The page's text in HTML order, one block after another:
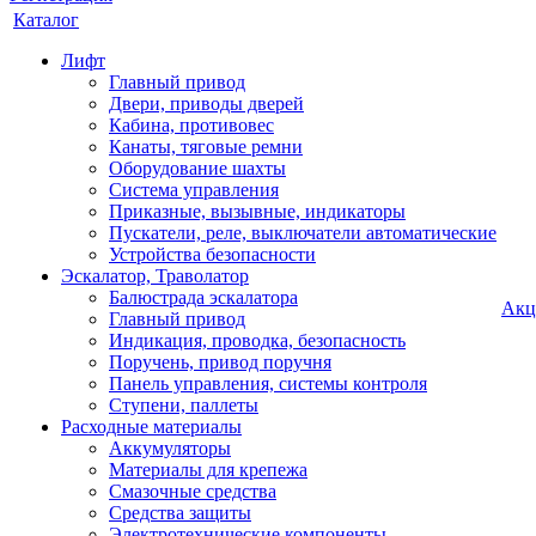
Каталог
Лифт
Главный привод
Двери, приводы дверей
Кабина, противовес
Канаты, тяговые ремни
Оборудование шахты
Система управления
Приказные, вызывные, индикаторы
Пускатели, реле, выключатели автоматические
Устройства безопасности
Эскалатор, Траволатор
Балюстрада эскалатора
Главный привод
Индикация, проводка, безопасность
Поручень, привод поручня
Панель управления, системы контроля
Ступени, паллеты
Расходные материалы
Аккумуляторы
Материалы для крепежа
Смазочные средства
Средства защиты